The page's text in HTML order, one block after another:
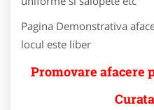
Pagina Demonstrativa
locul este liber
Promovare afacere